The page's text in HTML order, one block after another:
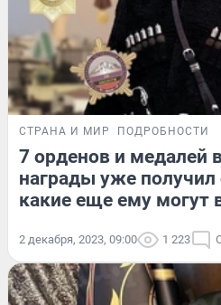
СТРАНА И МИР ПОДРОБНОСТИ
7 орденов и медалей
награды уже
какие еще ему могут
2 декабря, 2023, 09:00 1 223